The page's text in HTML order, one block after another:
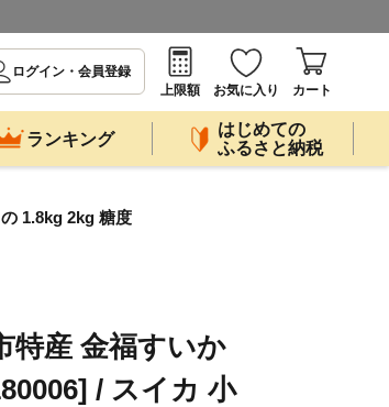
ログイン・会員登録
上限額
お気に入り カート
ランキング
はじめての
ふるさと納税
1.8kg 2kg 糖度
特産 金福すいか
/ スイカ 小